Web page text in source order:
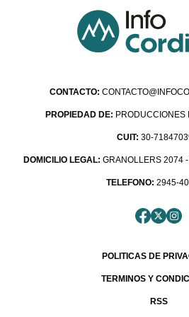
CONTACTO:
PROPIEDAD DE: PRODUCCIONES
CUIT: 30-
DOMICILIO LEGAL: GRANOLLERS 2074
TELEFONO: 2945-
POLITICAS DE
TERMINOS Y
RSS